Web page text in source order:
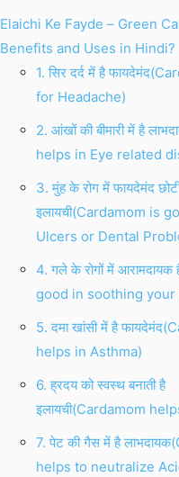
Elaichi Ke Fayde – Green
Benefits and Uses in Hindi?
1. सिर दर्द में है
for Headache)
2. आंखों की बीमारी में है
helps in Eye related
3. मुंह के रोग में फायदेमंद
इलायची(Cardamom is
Ulcers or Dental
4. गले के रोगों में
good in soothing your
5. दमा खांसी में है
helps in Asthma)
6. ह्रदय को स्वस्थ बनाती है
इलायची(Cardamom
7. पेट की गैस में है
helps to neutralize